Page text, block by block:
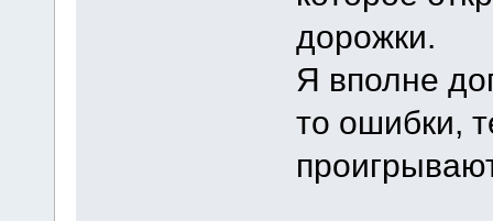
дорожки.
Я вполне
то ошибки,